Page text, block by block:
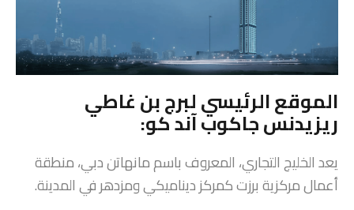
الموقع الرئيسي لبرج بن غاطي
ريزيدنس جاكوب آند كو:
يعد الخليج التجاري، المعروف باسم مانهاتن دبي، منطقة
أعمال مركزية برزت كمركز ديناميكي ومزدهر في المدينة.